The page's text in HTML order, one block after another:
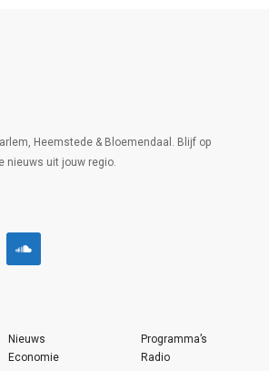
Heemstede & Bloemendaal. Blijf op
nieuws uit jouw regio.
Nieuws
Economie
Programma’s
Radio